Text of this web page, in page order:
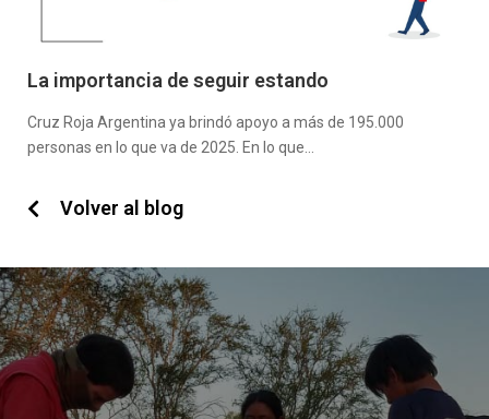
La importancia de seguir estando
Cruz Roja Argentina ya brindó apoyo a más de 195.000
personas en lo que va de 2025. En lo que…
Volver al blog